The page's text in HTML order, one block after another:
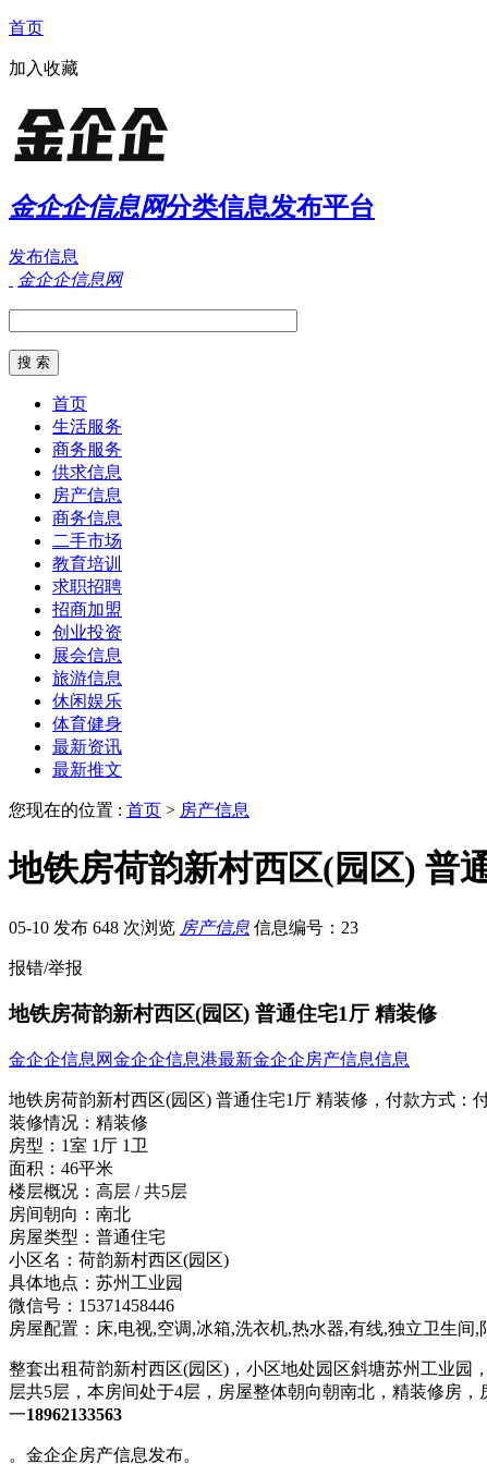
首页
加入收藏
金企企信息网分类信息发布平台
发布信息
金企企信息网
首页
生活服务
商务服务
供求信息
房产信息
商务信息
二手市场
教育培训
求职招聘
招商加盟
创业投资
展会信息
旅游信息
休闲娱乐
体育健身
最新资讯
最新推文
您现在的位置 : 首页 > 房产信息
地铁房荷韵新村西区(园区) 普
05-10 发布 648 次浏览 房产信息 信息编号：23
报错/举报
地铁房荷韵新村西区(园区) 普通住宅1厅 精装修
金企企信息网金企企信息港最新金企企房产信息信息
地铁房荷韵新村西区(园区) 普通住宅1厅 精装修， 付款方式：
装修情况： 精装修
房型： 1室 1厅 1卫
面积： 46平米
楼层概况： 高层 / 共5层
房间朝向： 南北
房屋类型： 普通住宅
小区名： 荷韵新村西区(园区)
具体地点： 苏州工业园
微信号： 15371458446
房屋配置： 床,电视,空调,冰箱,洗衣机,热水器,有线,独立卫生间,
整套出租荷韵新村西区(园区)，小区地处园区斜塘苏州工业园
层共5层，本房间处于4层，房屋整体朝向朝南北，精装修房
一18962133563
。金企企房产信息发布。